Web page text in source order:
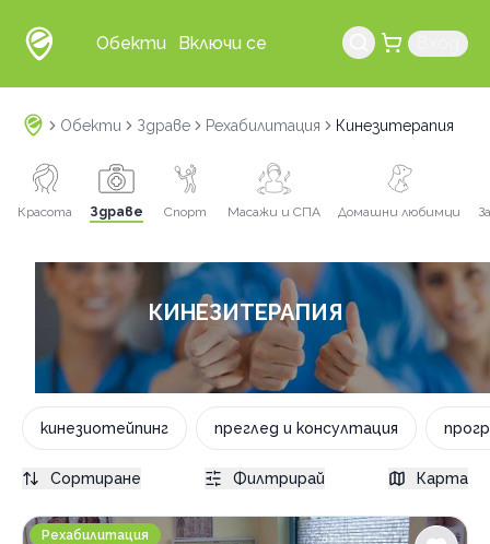
Обекти Включи се
Обекти Здраве Рехабилитация Кинезитерапия
Красота Здраве Спорт Масажи и СПА Домашни любимци
КИНЕЗИТЕРАПИЯ
кинезиотейпинг преглед и консултация
Maya Kostova Physiotherapy
Рехабилитация
Сортиране Филтрирай Карта
София